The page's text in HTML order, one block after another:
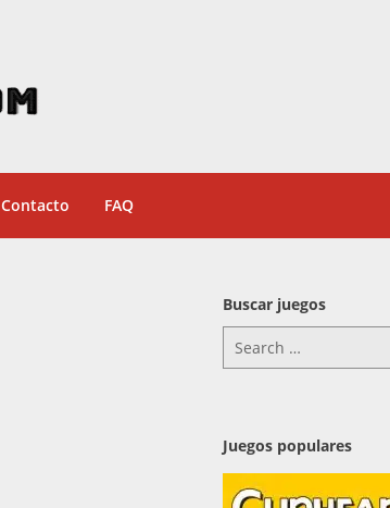
Contacto FAQ
Buscar juegos
for:
Juegos populares